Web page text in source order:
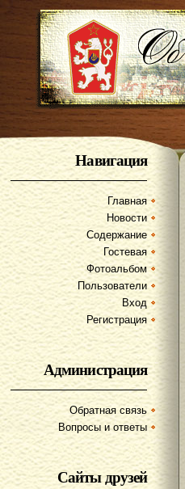
Навигация
Главная
Новости
Содержание
Гостевая
Фотоальбом
Пользователи
Вход
Регистрация
Администрация
Обратная связь
Вопросы и ответы
Сайты друзей